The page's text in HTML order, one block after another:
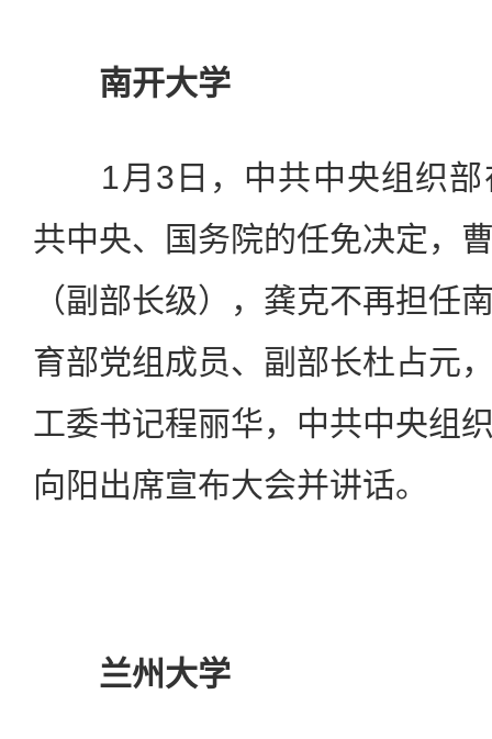
南开大学
1月3日，中共中央组织部
共中央、国务院的任免决定，
（副部长级），龚克不再担任
育部党组成员、副部长杜占元
工委书记程丽华，中共中央组
向阳出席宣布大会并讲话。
兰州大学